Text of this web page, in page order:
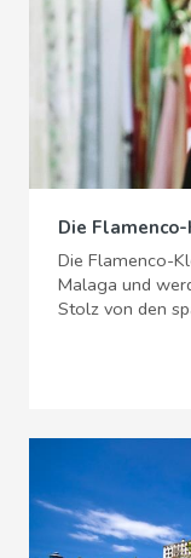
Die
Die Flamenco-
Malaga und
Stolz von den